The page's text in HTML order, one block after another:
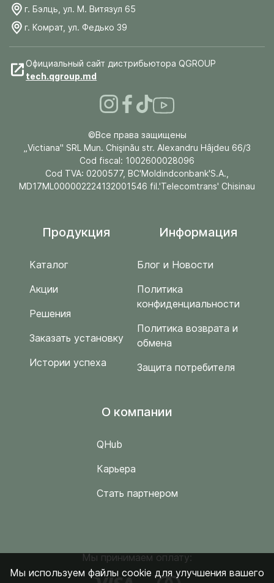
г. Бэлць, ул. М. Витязул 65
г. Комрат, ул. Федько 39
Официальный сайт дистрибьютора QGROUP
tech.qgroup.md
©Все права защищены
„Victiana" SRL Mun. Chişinău str. Alexandru Hâjdeu 66/3
Cod fiscal: 1002600028096
Cod TVA: 0200577, BC'Moldindconbank'S.A.,
MD17ML000002224132001546 fil.'Telecomtrans' Chisinau
Продукция
Каталог
Акции
Решения
Заказать установку
Истории успеха
Информация
Блог и Новости
Политика
конфиденциальности
Политика возврата и
обмена
Защита потребителя
O компании
QHub
Карьера
Стать партнером
Мы принимаем оплату:
Мы используем файлы cookie для улучшения вашего